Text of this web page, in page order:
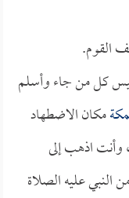
القوم.
كل من جاء وأسلم
مكةمكان الاضطهاد
وأنت اذهب إلى
عليه الصلاة